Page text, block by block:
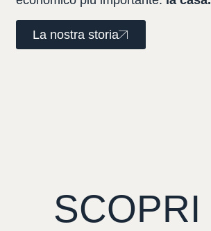
La nostra storia
SCOPRI